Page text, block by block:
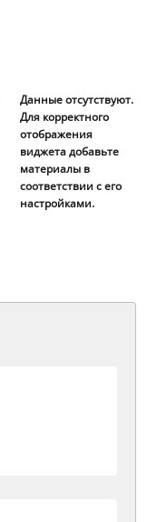
Данные отсутствуют.
Для корректного
отображения
виджета добавьте
материалы в
соответствии с его
настройками.